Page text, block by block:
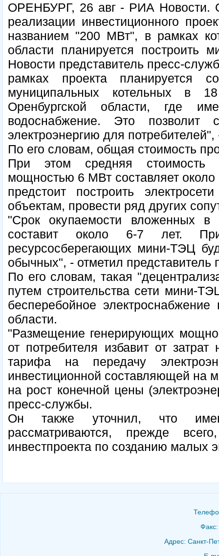
ОРЕНБУРГ, 26 авг - РИА Новости.
реализации инвестиционного
названием "200 МВт", в рамках
области планируется
Новости представитель пресс-
рамках проекта планируется
муниципальных котельных в
Оренбургской области, где
водоснабжение. Это
электроэнергию для потребителей",
По его словам, общая стоимость
При этом средняя стоимость
мощностью 6 МВт составляет
предстоит построить
объектам, провести ряд других
"Срок окупаемости вложенных в
составит около 6-7 лет.
ресурсосберегающих мини-ТЭЦ
обычных", - отметил представитель
По его словам, такая
путем строительства сети мини-
бесперебойное
области.
"Размещение генерирующих
от потребителя избавит от
тарифа на передачу
инвестиционной составляющей на
на рост конечной цены
пресс-службы.
Он также уточнил, что
рассматриваются, прежде
инвестпроекта по созданию малых
Адрес: Санкт-